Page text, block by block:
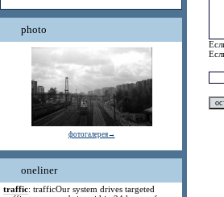
photo
фотогалерея→
oneliner
traffic: trafficOur system drives targeted